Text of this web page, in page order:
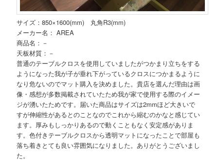
サイズ：850×1600(mm) 丸角R3(mm)
メーカー名： AREA
商品名：－
天板材質：－
普通のテーブルクロスを使用していましたがつかまり立ちをする
ようになった我が子が垂れ下がっているクロスにつかまるように
なり危ないのでマット購入を決めました。貴店を選んだ理由は画
像・感想が多数掲載されていたため我が家で使用する際のイメー
ジが湧いたためです。届いた商品はサイズは2mmほど大きいで
すが伸縮性があるとのことなのでこれから縮むのかなと感じてい
ます。厚みもしっかりあるので動くこともなく安定感がありま
す。色付きテーブルクロスから透明マットになったことで部屋も
落ち着きとても良い雰囲気になりました。ありがとうございまし
た。